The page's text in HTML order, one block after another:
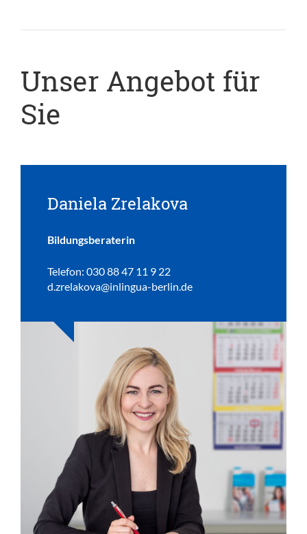
Unser Angebot für
Sie
Daniela Zrelakova
Bildungsberaterin
Telefon: 030 88 47 11 9 22
d.zrelakova@inlingua-berlin.de